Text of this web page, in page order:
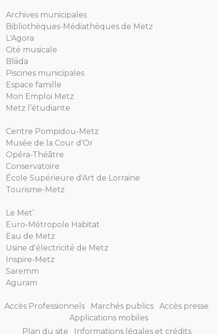
Archives municipales
Bibliothèques-Médiathèques de Metz
L'Agora
Cité musicale
Bliiida
Piscines municipales
Espace famille
Mon Emploi Metz
Metz l’étudiante
Centre Pompidou-Metz
Musée de la Cour d'Or
Opéra-Théâtre
Conservatoire
École Supérieure d'Art de Lorraine
Tourisme-Metz
Le Met’
Euro-Métropole Habitat
Eau de Metz
Usine d'électricité de Metz
Inspire-Metz
Saremm
Aguram
Accès Professionnels Marchés publics
Accès presse
Applications mobiles
Plan du site
Informations légales et crédits